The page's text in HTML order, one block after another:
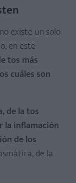
existe un solo
en este
tos más
cuáles son
de la tos
la inflamación
de los
de la